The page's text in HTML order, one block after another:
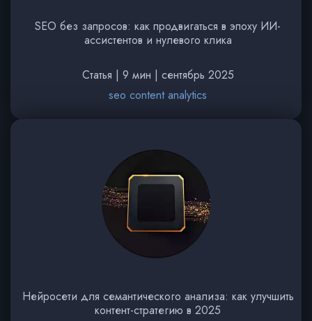
SEO без запросов: как продвигаться в эпоху ИИ-
ассистентов и нулевого клика
Статья | 9 мин | сентябрь 2025
seo content analytics
Нейросети для семантического анализа: как улучшить
контент-стратегию в 2025